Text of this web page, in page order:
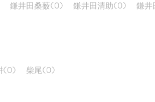
鎌井田桑薮(0) 鎌井田清助(0) 鎌井
(0) 柴尾(0)